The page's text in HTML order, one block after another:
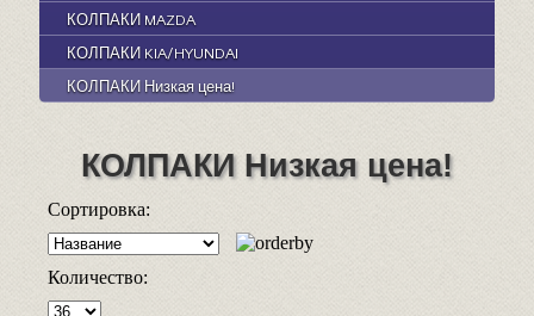
КОЛПАКИ MAZDA
КОЛПАКИ KIA/HYUNDAI
КОЛПАКИ Низкая цена!
КОЛПАКИ Низкая цена!
Сортировка:
Количество: